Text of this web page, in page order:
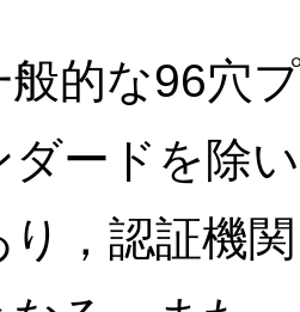
般的な96穴
ダードを除
り，認証機